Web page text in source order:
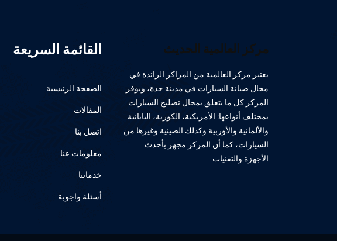
مركز العالمية الحديث
يعتبر مركز العالمية من المراكز الرائدة في
مجال صيانة السيارات في مدينة جدة، ويوفر
المركز كل ما يتعلق بمجال تصليح السيارات
بمختلف أنواعها: الأمريكية، الكورية، اليابانية
والألمانية والأوربية وكذلك الصينية وغيرها من
السيارات، كما أن المركز مجهز بأحدث
الأجهزة والتقنيات
القائمة السريعة
الصفحة الرئيسية
المقالات
اتصل بنا
معلومات عنا
خدماتنا
أسئلة واجوبة